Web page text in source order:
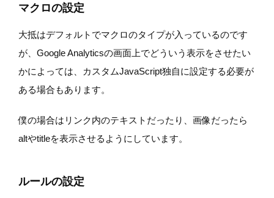
マクロの設定
大抵はデフォルトでマクロのタイプが入っているのです
が、Google Analyticsの画面上でどういう表示をさせたい
かによっては、カスタムJavaScript独自に設定する必要が
ある場合もあります。
僕の場合はリンク内のテキストだったり、画像だったら
altやtitleを表示させるようにしています。
ルールの設定